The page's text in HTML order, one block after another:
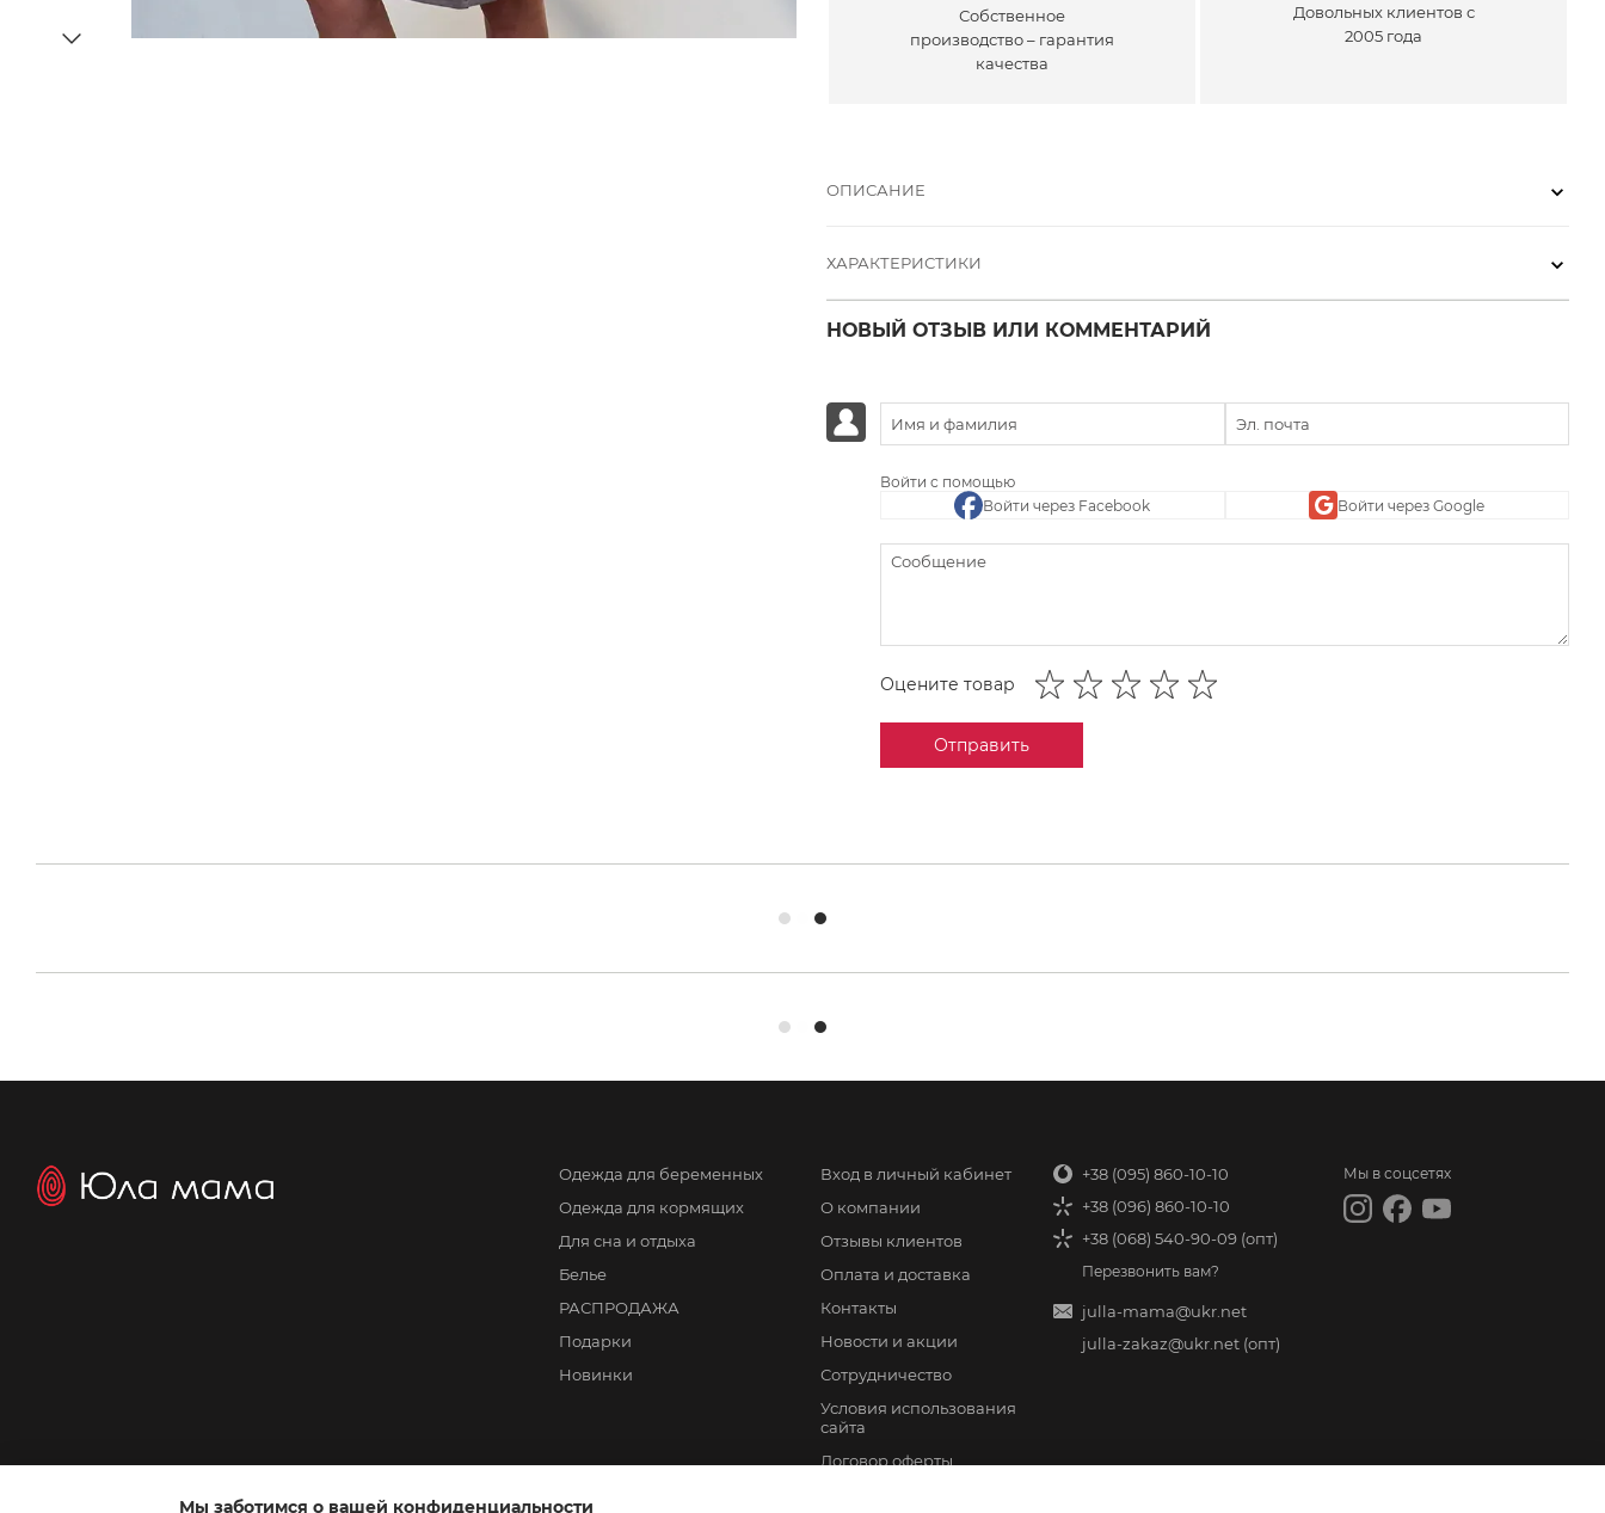
Собственное
производство – гарантия
качества
Довольных клиентов с
2005 года
ОПИСАНИЕ
ХАРАКТЕРИСТИКИ
НОВЫЙ ОТЗЫВ ИЛИ КОММЕНТАРИЙ
Войти с помощью
Войти через Facebook
Войти через Google
Оцените товар
Отправить
Интернет-магазин создан с Хорошоп
Одежда для беременных
Одежда для кормящих
Для сна и отдыха
Белье
РАСПРОДАЖА
Подарки
Новинки
Вход в личный кабинет
О компании
Отзывы клиентов
Оплата и доставка
Контакты
Новости и акции
Сотрудничество
Условия использования
сайта
Договор оферты
+38 (095) 860-10-10
+38 (096) 860-10-10
+38 (068) 540-90-09 (опт)
Перезвонить вам?
julla-mama@ukr.net
julla-zakaz@ukr.net (опт)
Мы в соцсетях
Мы заботимся о вашей конфиденциальности